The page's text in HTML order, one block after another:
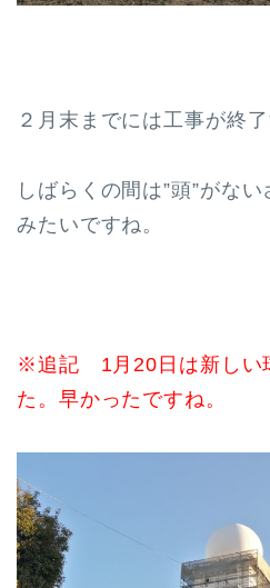
２月末までには工事が終
しばらくの間は”頭”がな
みたいですね。
※追記 1月20日は新しい
た。早かったですね。